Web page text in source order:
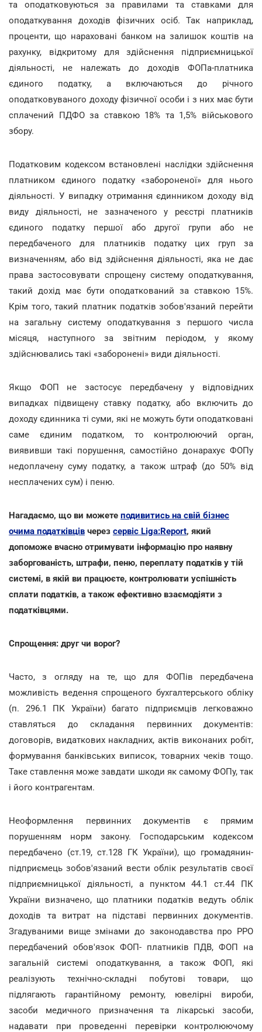
та оподатковуються за правилами та ставками для
оподаткування доходів фізичних осіб. Так наприклад,
проценти, що нараховані банком на залишок коштів на
рахунку, відкритому для здійснення підприємницької
діяльності, не належать до доходів ФОПа-платника
єдиного податку, а включаються до річного
оподатковуваного доходу фізичної особи і з них має бути
сплачений ПДФО за ставкою 18% та 1,5% військового
збору.
Податковим кодексом встановлені наслідки здійснення
платником єдиного податку «забороненої» для нього
діяльності. У випадку отримання єдинником доходу від
виду діяльності, не зазначеного у реєстрі платників
єдиного податку першої або другої групи або не
передбаченого для платників податку цих груп за
визначенням, або від здійснення діяльності, яка не дає
права застосовувати спрощену систему оподаткування,
такий дохід має бути оподаткований за ставкою 15%.
Крім того, такий платник податків зобов'язаний перейти
на загальну систему оподаткування з першого числа
місяця, наступного за звітним періодом, у якому
здійснювались такі «заборонені» види діяльності.
Якщо ФОП не застосує передбачену у відповідних
випадках підвищену ставку податку, або включить до
доходу єдинника ті суми, які не можуть бути оподатковані
саме єдиним податком, то контролюючий орган,
виявивши такі порушення, самостійно донарахує ФОПу
недоплачену суму податку, а також штраф (до 50% від
несплачених сум) і пеню.
Нагадаємо, що ви можете подивитись на свій бізнес
очима податківців через сервіс Liga:Report, який
допоможе вчасно отримувати інформацію про наявну
заборгованість, штрафи, пеню, переплату податків у тій
системі, в якій ви працюєте, контролювати успішність
сплати податків, а також ефективно взаємодіяти з
податківцями.
Спрощення: друг чи ворог?
Часто, з огляду на те, що для ФОПів передбачена
можливість ведення спрощеного бухгалтерського обліку
(п. 296.1 ПК України) багато підприємців легковажно
ставляться до складання первинних документів:
договорів, видаткових накладних, актів виконаних робіт,
формування банківських виписок, товарних чеків тощо.
Таке ставлення може завдати шкоди як самому ФОПу, так
і його контрагентам.
Неоформлення первинних документів є прямим
порушенням норм закону. Господарським кодексом
передбачено (ст.19, ст.128 ГК України), що громадянин-
підприємець зобов'язаний вести облік результатів своєї
підприємницької діяльності, а пунктом 44.1 ст.44 ПК
України визначено, що платники податків ведуть облік
доходів та витрат на підставі первинних документів.
Згадуваними вище змінами до законодавства про РРО
передбачений обов'язок ФОП- платників ПДВ, ФОП на
загальній системі оподаткування, а також ФОП, які
реалізують технічно-складні побутові товари, що
підлягають гарантійному ремонту, ювелірні вироби,
засоби медичного призначення та лікарські засоби,
надавати при проведенні перевірки контролюючому